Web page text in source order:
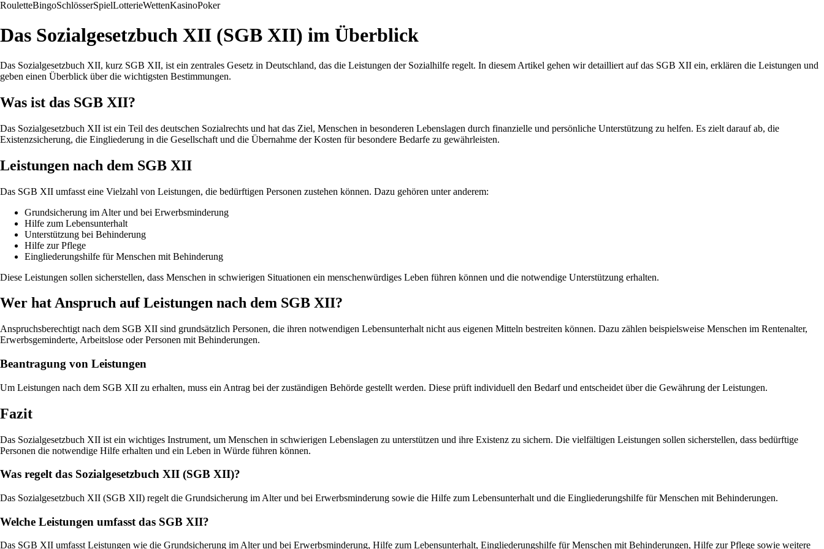
RouletteBingoSchlösserSpielLotterieWettenKasinoPoker
Das Sozialgesetzbuch XII (SGB XII) im Überblick
Das Sozialgesetzbuch XII, kurz SGB XII, ist ein zentrales Gesetz in Deutschland, das die Leistungen der Sozialhilfe regelt. In diesem Artikel gehen wir detailliert auf das SGB XII ein, erklären die Leistungen und
geben einen Überblick über die wichtigsten Bestimmungen.
Was ist das SGB XII?
Das Sozialgesetzbuch XII ist ein Teil des deutschen Sozialrechts und hat das Ziel, Menschen in besonderen Lebenslagen durch finanzielle und persönliche Unterstützung zu helfen. Es zielt darauf ab, die
Existenzsicherung, die Eingliederung in die Gesellschaft und die Übernahme der Kosten für besondere Bedarfe zu gewährleisten.
Leistungen nach dem SGB XII
Das SGB XII umfasst eine Vielzahl von Leistungen, die bedürftigen Personen zustehen können. Dazu gehören unter anderem:
Grundsicherung im Alter und bei Erwerbsminderung
Hilfe zum Lebensunterhalt
Unterstützung bei Behinderung
Hilfe zur Pflege
Eingliederungshilfe für Menschen mit Behinderung
Diese Leistungen sollen sicherstellen, dass Menschen in schwierigen Situationen ein menschenwürdiges Leben führen können und die notwendige Unterstützung erhalten.
Wer hat Anspruch auf Leistungen nach dem SGB XII?
Anspruchsberechtigt nach dem SGB XII sind grundsätzlich Personen, die ihren notwendigen Lebensunterhalt nicht aus eigenen Mitteln bestreiten können. Dazu zählen beispielsweise Menschen im Rentenalter,
Erwerbsgeminderte, Arbeitslose oder Personen mit Behinderungen.
Beantragung von Leistungen
Um Leistungen nach dem SGB XII zu erhalten, muss ein Antrag bei der zuständigen Behörde gestellt werden. Diese prüft individuell den Bedarf und entscheidet über die Gewährung der Leistungen.
Fazit
Das Sozialgesetzbuch XII ist ein wichtiges Instrument, um Menschen in schwierigen Lebenslagen zu unterstützen und ihre Existenz zu sichern. Die vielfältigen Leistungen sollen sicherstellen, dass bedürftige
Personen die notwendige Hilfe erhalten und ein Leben in Würde führen können.
Was regelt das Sozialgesetzbuch XII (SGB XII)?
Das Sozialgesetzbuch XII (SGB XII) regelt die Grundsicherung im Alter und bei Erwerbsminderung sowie die Hilfe zum Lebensunterhalt und die Eingliederungshilfe für Menschen mit Behinderungen.
Welche Leistungen umfasst das SGB XII?
Das SGB XII umfasst Leistungen wie die Grundsicherung im Alter und bei Erwerbsminderung, Hilfe zum Lebensunterhalt, Eingliederungshilfe für Menschen mit Behinderungen, Hilfe zur Pflege sowie weitere